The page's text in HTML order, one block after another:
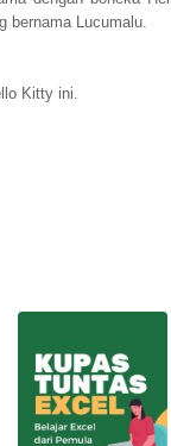
bernama Lucumalu.
Kitty ini.